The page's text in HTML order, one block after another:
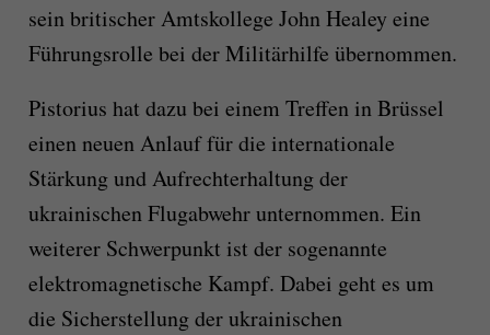
sein britischer Amtskollege John Healey eine
Führungsrolle bei der Militärhilfe übernommen.
Pistorius hat dazu bei einem Treffen in Brüssel
einen neuen Anlauf für die internationale
Stärkung und Aufrechterhaltung der
ukrainischen Flugabwehr unternommen. Ein
weiterer Schwerpunkt ist der sogenannte
elektromagnetische Kampf. Dabei geht es um
die Sicherstellung der ukrainischen